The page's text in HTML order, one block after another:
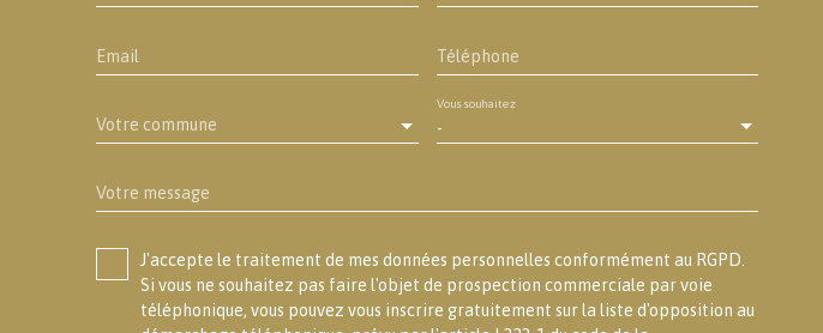
Email Téléphone
Votre commune -
Vous souhaitez
Votre message
J'accepte le traitement de mes données personnelles conformément au RGPD.
Si vous ne souhaitez pas faire l'objet de prospection commerciale par voie
téléphonique, vous pouvez vous inscrire gratuitement sur la liste d'opposition au